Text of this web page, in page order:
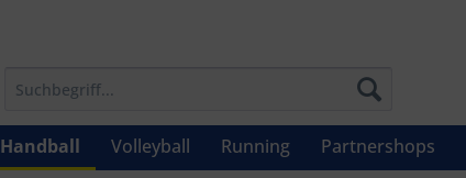
Handball Volleyball Running Partnershops